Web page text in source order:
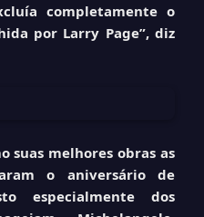
completamente o
por Larry Page”, diz
suas melhores obras as
o aniversário de
especialmente dos